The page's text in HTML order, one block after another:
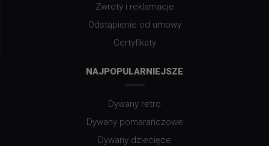
Zwroty i reklamacje
Odstąpienie od umowy
Certyfikaty
NAJPOPULARNIEJSZE
Dywany retro
Dywany pomarańczowe
Dywany dziecięce